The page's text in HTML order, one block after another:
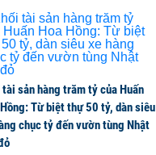
65% VietinBank?
tài sản hàng trăm tỷ của Huấn
Từ biệt thự 50 tỷ, dàn siêu
chục tỷ đến vườn tùng Nhật